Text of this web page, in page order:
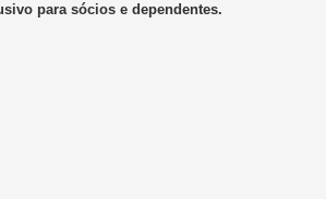
para sócios e dependentes.